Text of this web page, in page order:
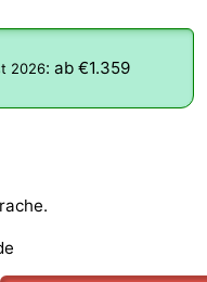
2026: ab €1.359